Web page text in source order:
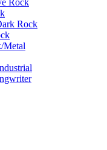
Rock
Rock
Metal